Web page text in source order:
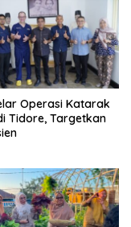
Operasi Katarak
Tidore, Targetkan